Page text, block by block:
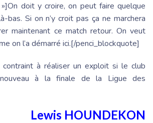
doit y croire, on peut faire quelque
bas. Si on n’y croit pas ça ne marchera
maintenant ce match retour. On veut
on l’a démarré ici.[/penci_blockquote]
à réaliser un exploit si le club
à la finale de la Ligue des
Lewis HOUNDEKON